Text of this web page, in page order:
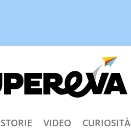
STORIE VIDEO CURIOSITÀ